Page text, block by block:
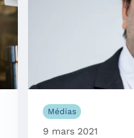
Médias
9 mars 2021